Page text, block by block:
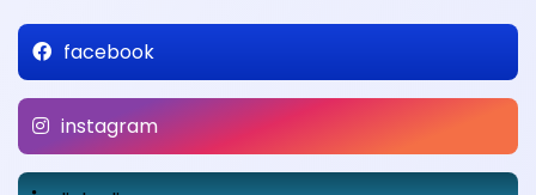
facebook
instagram